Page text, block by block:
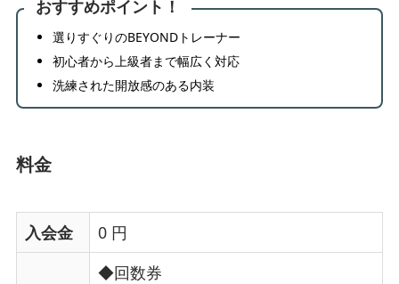
おすすめポイント！
選りすぐりのBEYONDトレーナー
初心者から上級者まで幅広く対応
洗練された開放感のある内装
料金
入会金 0 円
◆回数券